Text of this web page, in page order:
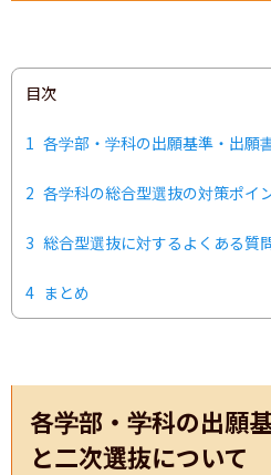
目次
1 各学部・学科の出願基準・出願
2 各学科の総合型選抜の対策ポイ
3 総合型選抜に対するよくある質
4 まとめ
各学部・学科の出願
と二次選抜について